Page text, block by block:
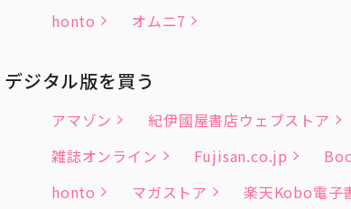
honto オムニ7
デジタル版を買う
アマゾン
紀伊國屋書店ウェブストア
雑誌オンライン
Fujisan.co.jp
honto
マガストア 楽天Kobo電子